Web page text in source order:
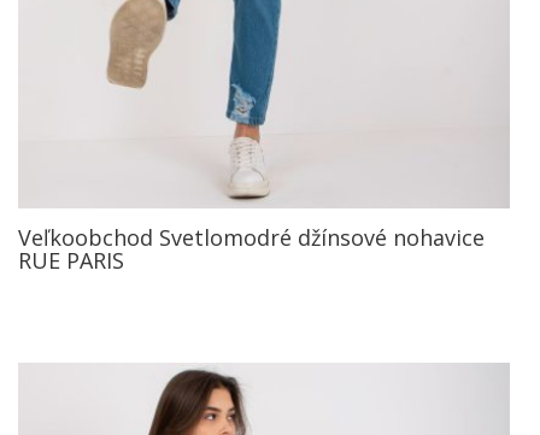
Veľkoobchod Svetlomodré džínsové nohavice
RUE PARIS